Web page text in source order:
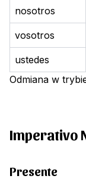
nosotros
vosotros
ustedes
Odmiana w
Imperativo
Presente